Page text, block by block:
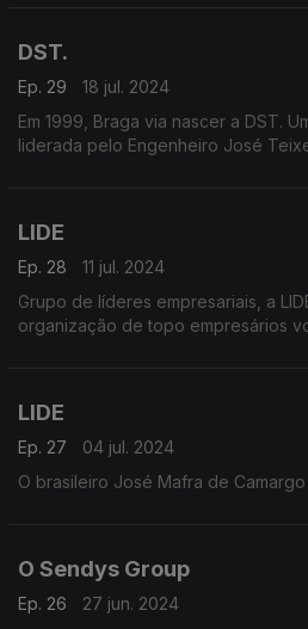
DST.
Ep. 29
18 jul. 2024
Em 1999, Braga via nascer a DST.
liderada pelo Engenheiro José
LIDE
Ep. 28
11 jul. 2024
Grupo de líderes empresariais, a
organização de topo empresários
LIDE
Ep. 27
04 jul. 2024
O brasileiro José Mafra de
O Sendys Group
Ep. 26
27 jun. 2024